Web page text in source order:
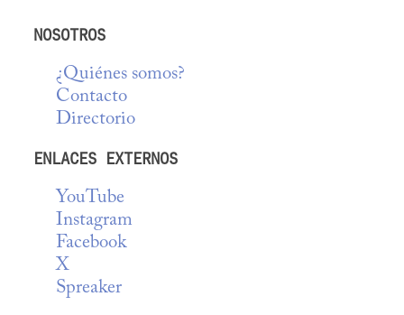
NOSOTROS
¿Quiénes somos?
Contacto
Directorio
ENLACES EXTERNOS
YouTube
Instagram
Facebook
X
Spreaker